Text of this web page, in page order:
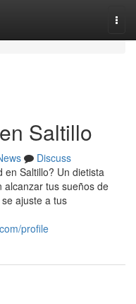
Saltillo
Discuss
en Saltillo? Un dietista
alcanzar tus sueños de
ajuste a tus
profile